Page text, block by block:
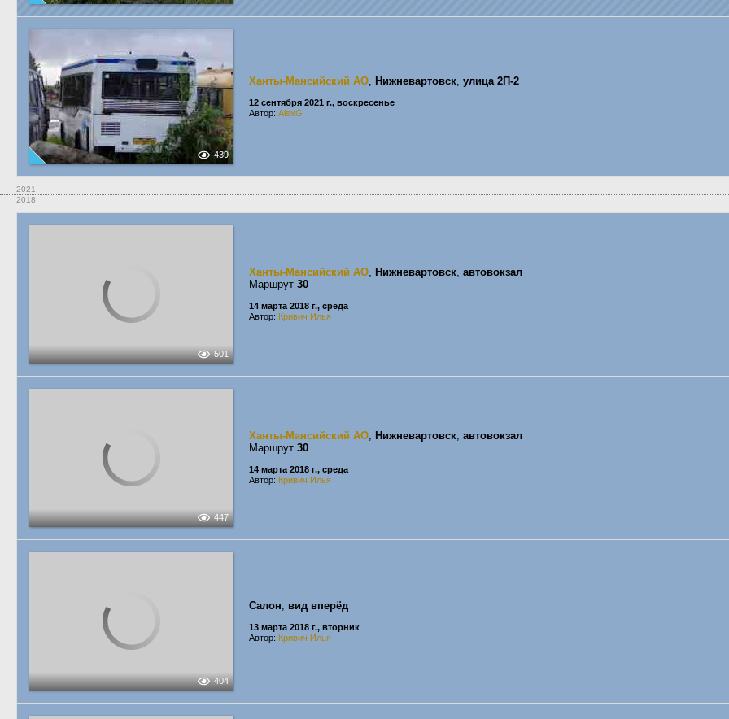
439
Ханты-Мансийский АО, Нижневартовск, улица 2П-2
12 сентября 2021 г., воскресенье
Автор: AlexG
2021
2018
501
Ханты-Мансийский АО, Нижневартовск, автовокзал
Маршрут 30
14 марта 2018 г., среда
Автор: Кривич Илья
447
Ханты-Мансийский АО, Нижневартовск, автовокзал
Маршрут 30
14 марта 2018 г., среда
Автор: Кривич Илья
404
Салон, вид вперёд
13 марта 2018 г., вторник
Автор: Кривич Илья